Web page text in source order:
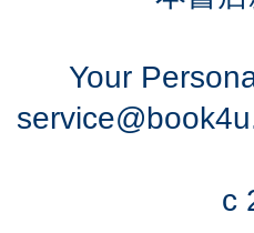
Your
c